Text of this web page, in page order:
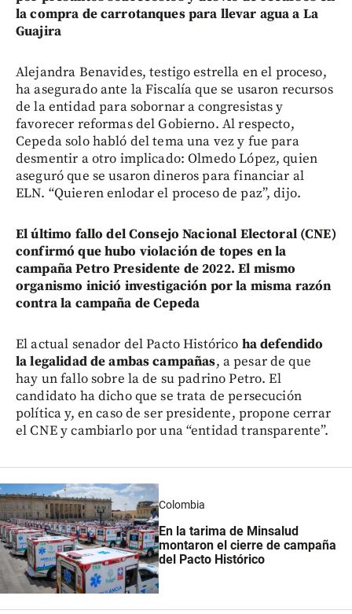
la compra de carrotanques para llevar agua a La
Guajira
Alejandra Benavides, testigo estrella en el proceso,
ha asegurado ante la Fiscalía que se usaron recursos
de la entidad para sobornar a congresistas y
favorecer reformas del Gobierno. Al respecto,
Cepeda solo habló del tema una vez y fue para
desmentir a otro implicado: Olmedo López, quien
aseguró que se usaron dineros para financiar al
ELN. “Quieren enlodar el proceso de paz”, dijo.
El último fallo del Consejo Nacional Electoral (CNE)
confirmó que hubo violación de topes en la
campaña Petro Presidente de 2022. El mismo
organismo inició investigación por la misma razón
contra la campaña de Cepeda
El actual senador del Pacto Histórico ha defendido
la legalidad de ambas campañas, a pesar de que
hay un fallo sobre la de su padrino Petro. El
candidato ha dicho que se trata de persecución
política y, en caso de ser presidente, propone cerrar
el CNE y cambiarlo por una “entidad transparente”.
Colombia
En la tarima de Minsalud
montaron el cierre de campaña
del Pacto Histórico